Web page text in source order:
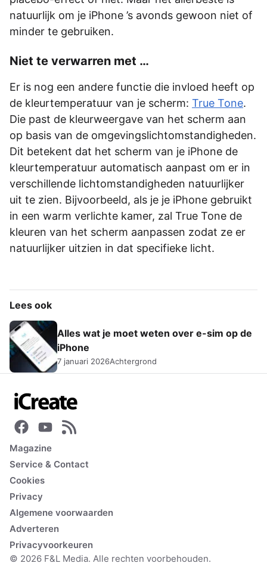
natuurlijk om je iPhone ’s avonds gewoon niet of
minder te gebruiken.
Niet te verwarren met …
Er is nog een andere functie die invloed heeft op
de kleurtemperatuur van je scherm: True Tone.
Die past de kleurweergave van het scherm aan
op basis van de omgevingslichtomstandigheden.
Dit betekent dat het scherm van je iPhone de
kleurtemperatuur automatisch aanpast om er in
verschillende lichtomstandigheden natuurlijker
uit te zien. Bijvoorbeeld, als je je iPhone gebruikt
in een warm verlichte kamer, zal True Tone de
kleuren van het scherm aanpassen zodat ze er
natuurlijker uitzien in dat specifieke licht.
Lees ook
Alles wat je moet weten over e-sim op de
iPhone
7 januari 2026Achtergrond
Magazine
Service & Contact
Cookies
Privacy
Algemene voorwaarden
Adverteren
Privacyvoorkeuren
© 2026 F&L Media. Alle rechten voorbehouden.